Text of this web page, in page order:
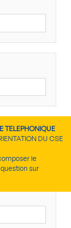
TELEPHONIQUE
DU CSE
le
sur